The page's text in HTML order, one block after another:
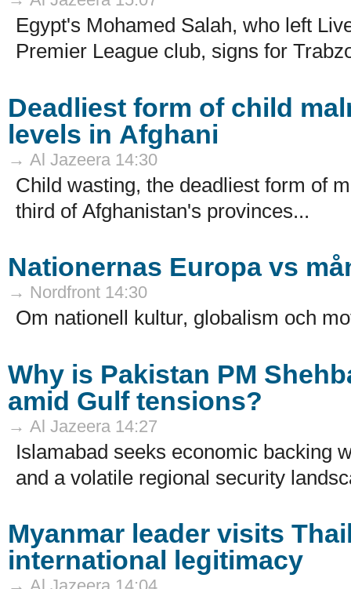
Egypt's Mohamed Salah, who left
Premier League club, signs for
Deadliest form of child
levels in Afghani
→ Al Jazeera 14:30
Child wasting, the deadliest form of
third of Afghanistan's provinces...
Nationernas Europa vs
→ Nordfront 14:30
Om nationell kultur, globalism och
Why is Pakistan PM
amid Gulf tensions?
→ Al Jazeera 14:27
Islamabad seeks economic backing
and a volatile regional security
Myanmar leader visits
international legitimacy